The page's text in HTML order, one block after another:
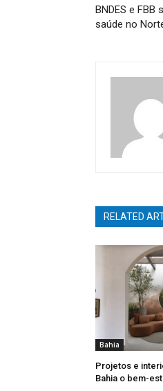
BNDES e
saúde no
RELATED
Bahia
Projetos e
Bahia o bem-